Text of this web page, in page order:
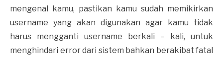
mengenal kamu, pastikan kamu sudah memikirkan
username yang akan digunakan agar kamu tidak
harus mengganti username berkali – kali, untuk
menghindari error dari sistem bahkan berakibat fatal